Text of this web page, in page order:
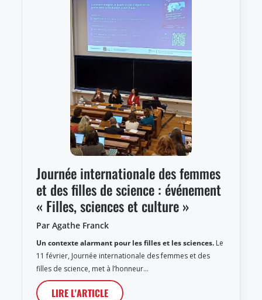
Journée internationale des femmes
et des filles de science : événement
« Filles, sciences et culture »
Par Agathe Franck
Un contexte alarmant pour les filles et les sciences. Le
11 février, Journée internationale des femmes et des
filles de science, met à l’honneur…
LIRE L'ARTICLE